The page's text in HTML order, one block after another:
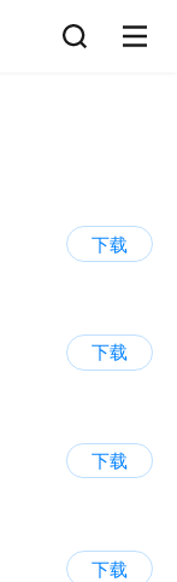
下载
下载
下载
下载